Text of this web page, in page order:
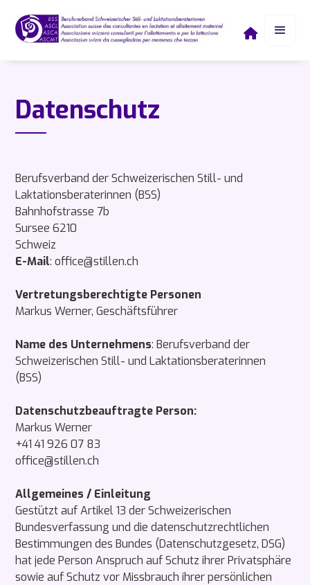

Datenschutz
Berufsverband der Schweizerischen Still- und
Laktationsberaterinnen (BSS)
Bahnhofstrasse 7b
Sursee 6210
Schweiz
E-Mail: office@stillen.ch
Vertretungsberechtigte Personen
Markus Werner, Geschäftsführer
Name des Unternehmens: Berufsverband der
Schweizerischen Still- und Laktationsberaterinnen
(BSS)
Datenschutzbeauftragte Person:
Markus Werner
+41 41 926 07 83
office@stillen.ch
Allgemeines / Einleitung
Gestützt auf Artikel 13 der Schweizerischen
Bundesverfassung und die datenschutzrechtlichen
Bestimmungen des Bundes (Datenschutzgesetz, DSG)
hat jede Person Anspruch auf Schutz ihrer Privatsphäre
sowie auf Schutz vor Missbrauch ihrer persönlichen